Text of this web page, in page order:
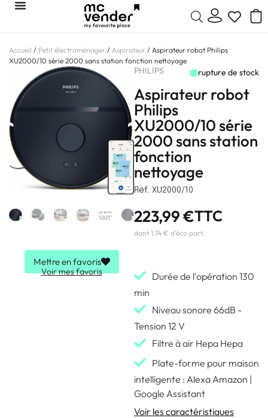
Accueil / Petit électroménager / Aspirateur / Aspirateur robot Philips
XU2000/10 série 2000 sans station fonction nettoyage
Mettre en favoris
Voir mes favoris
PHILIPS rupture de stock
Aspirateur robot
Philips
XU2000/10 série
2000 sans station
fonction
nettoyage
Réf. XU2000/10
223,99€TTC
dont 1,74 € d'éco part.
Durée de l'opération 130
min
Niveau sonore 66dB -
Tension 12 V
Filtre à air Hepa Hepa
Plate-forme pour maison
intelligente : Alexa Amazon |
Google Assistant
Voir les caractéristiques